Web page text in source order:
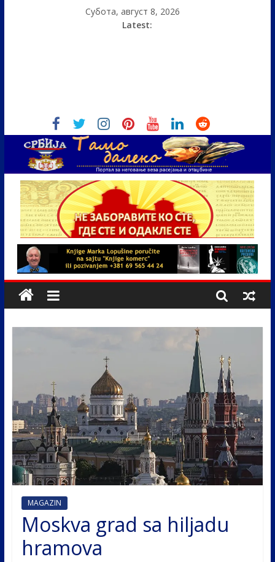
Субота, август 8, 2026
Latest:
MAGAZIN
Moskva grad sa hiljadu
hramova